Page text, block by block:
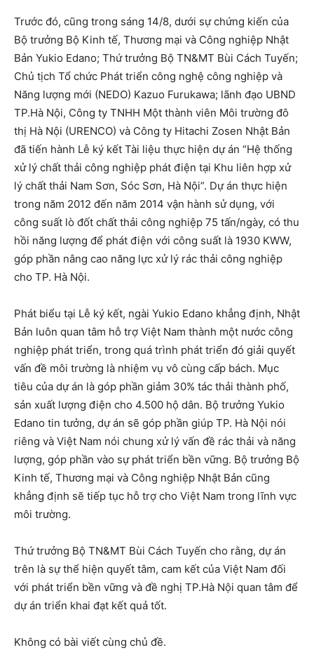
Trước đó, cũng trong sáng 14/8, dưới sự chứng kiến của
Bộ trưởng Bộ Kinh tế, Thương mại và Công nghiệp Nhật
Bản Yukio Edano; Thứ trưởng Bộ TN&MT Bùi Cách Tuyến;
Chủ tịch Tổ chức Phát triển công nghệ công nghiệp và
Năng lượng mới (NEDO) Kazuo Furukawa; lãnh đạo UBND
TP.Hà Nội, Công ty TNHH Một thành viên Môi trường đô
thị Hà Nội (URENCO) và Công ty Hitachi Zosen Nhật Bản
đã tiến hành Lễ ký kết Tài liệu thực hiện dự án “Hệ thống
xử lý chất thải công nghiệp phát điện tại Khu liên hợp xử
lý chất thải Nam Sơn, Sóc Sơn, Hà Nội”. Dự án thực hiện
trong năm 2012 đến năm 2014 vận hành sử dụng, với
công suất lò đốt chất thải công nghiệp 75 tấn/ngày, có thu
hồi năng lượng để phát điện với công suất là 1930 KWW,
góp phần nâng cao năng lực xử lý rác thải công nghiệp
cho TP. Hà Nội.
Phát biểu tại Lễ ký kết, ngài Yukio Edano khẳng định, Nhật
Bản luôn quan tâm hỗ trợ Việt Nam thành một nước công
nghiệp phát triển, trong quá trình phát triển đó giải quyết
vấn đề môi trường là nhiệm vụ vô cùng cấp bách. Mục
tiêu của dự án là góp phần giảm 30% tác thải thành phố,
sản xuất lượng điện cho 4.500 hộ dân. Bộ trưởng Yukio
Edano tin tưởng, dự án sẽ góp phần giúp TP. Hà Nội nói
riêng và Việt Nam nói chung xử lý vấn đề rác thải và năng
lượng, góp phần vào sự phát triển bền vững. Bộ trưởng Bộ
Kinh tế, Thương mại và Công nghiệp Nhật Bản cũng
khẳng định sẽ tiếp tục hỗ trợ cho Việt Nam trong lĩnh vực
môi trường.
Thứ trưởng Bộ TN&MT Bùi Cách Tuyến cho rằng, dự án
trên là sự thể hiện quyết tâm, cam kết của Việt Nam đối
với phát triển bền vững và đề nghị TP.Hà Nội quan tâm để
dự án triển khai đạt kết quả tốt.
Không có bài viết cùng chủ đề.